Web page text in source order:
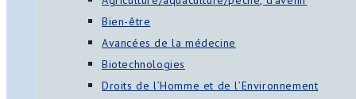
Bien-être
Avancées de la médecine
Biotechnologies
Droits de l’Homme et de l’Environnement